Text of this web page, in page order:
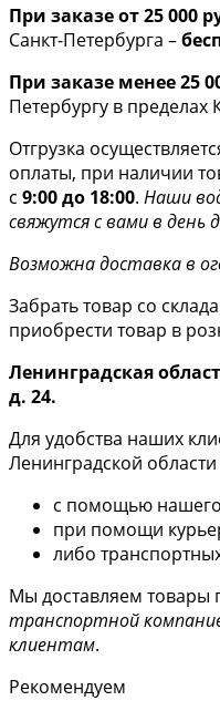
При заказе от 25 000
Санкт-Петербурга –
При заказе менее 25
Петербургу в пределах
Отгрузка
оплаты, при наличии
с 9:00 до 18:00. Наши
свяжутся с вами в день
Возможна доставка в
Забрать товар со
приобрести товар в
Ленинградская
д. 24.
Для удобства наших
Ленинградской
с помощью нашего
при помощи
либо
Мы доставляем товары
транспортной
клиентам.
Рекомендуем